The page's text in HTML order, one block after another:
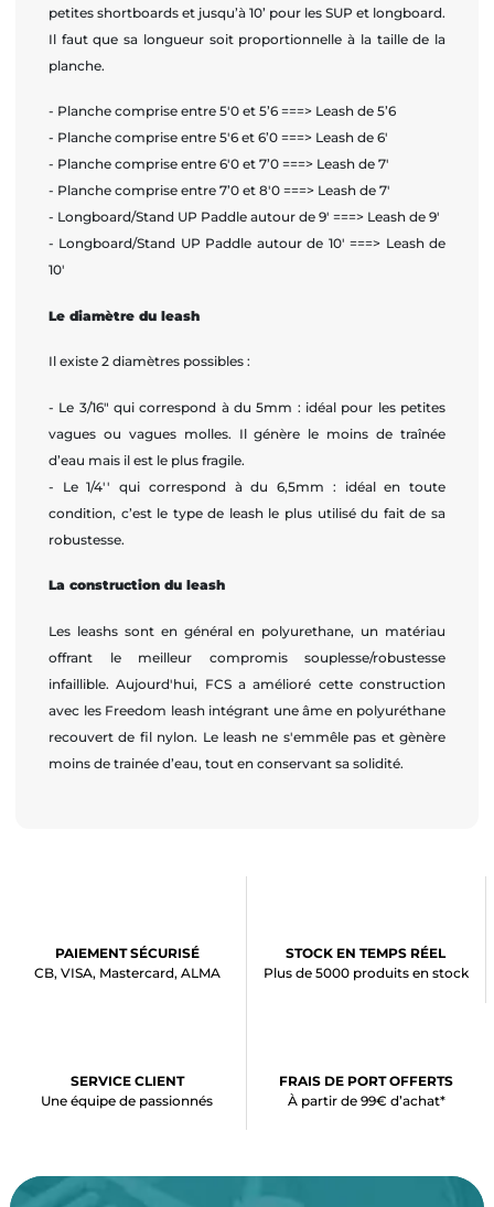
petites shortboards et jusqu’à 10’ pour les SUP et longboard.
Il faut que sa longueur soit proportionnelle à la taille de la
planche.
- Planche comprise entre 5'0 et 5’6 ===> Leash de 5’6
- Planche comprise entre 5'6 et 6’0 ===> Leash de 6'
- Planche comprise entre 6'0 et 7’0 ===> Leash de 7'
- Planche comprise entre 7’0 et 8'0 ===> Leash de 7'
- Longboard/Stand UP Paddle autour de 9' ===> Leash de 9'
- Longboard/Stand UP Paddle autour de 10' ===> Leash de
10'
Le diamètre du leash
Il existe 2 diamètres possibles :
- Le 3/16" qui correspond à du 5mm : idéal pour les petites
vagues ou vagues molles. Il génère le moins de traînée
d’eau mais il est le plus fragile.
- Le 1/4'' qui correspond à du 6,5mm : idéal en toute
condition, c’est le type de leash le plus utilisé du fait de sa
robustesse.
La construction du leash
Les leashs sont en général en polyurethane, un matériau
offrant le meilleur compromis souplesse/robustesse
infaillible. Aujourd'hui, FCS a amélioré cette construction
avec les Freedom leash intégrant une âme en polyuréthane
recouvert de fil nylon. Le leash ne s'emmêle pas et gènère
moins de trainée d’eau, tout en conservant sa solidité.
PAIEMENT SÉCURISÉ
CB, VISA, Mastercard, ALMA
STOCK EN TEMPS RÉEL
Plus de 5000 produits en stock
SERVICE CLIENT
Une équipe de passionnés
FRAIS DE PORT OFFERTS
À partir de 99€ d’achat*